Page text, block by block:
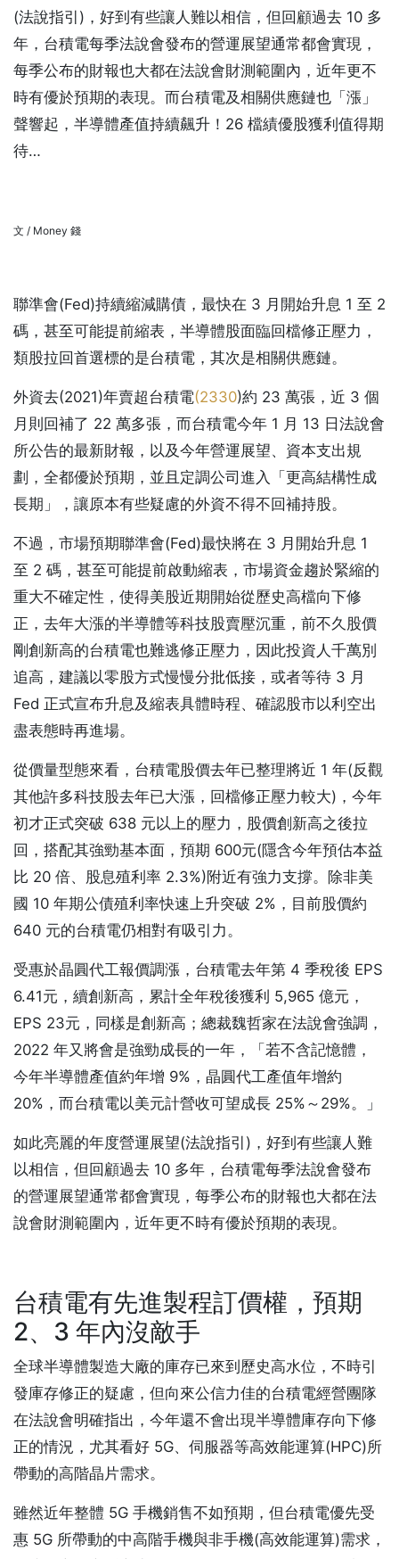
(法說指引)，好到有些讓人難以相信，但回顧過去 10 多
年，台積電每季法說會發布的營運展望通常都會實現，
每季公布的財報也大都在法說會財測範圍內，近年更不
時有優於預期的表現。而台積電及相關供應鏈也「漲」
聲響起，半導體產值持續飆升！26 檔績優股獲利值得期
待…
文 / Money 錢
聯準會(Fed)持續縮減購債，最快在 3 月開始升息 1 至 2
碼，甚至可能提前縮表，半導體股面臨回檔修正壓力，
類股拉回首選標的是台積電，其次是相關供應鏈。
外資去(2021)年賣超台積電(2330)約 23 萬張，近 3 個
月則回補了 22 萬多張，而台積電今年 1 月 13 日法說會
所公告的最新財報，以及今年營運展望、資本支出規
劃，全都優於預期，並且定調公司進入「更高結構性成
長期」，讓原本有些疑慮的外資不得不回補持股。
不過，市場預期聯準會(Fed)最快將在 3 月開始升息 1
至 2 碼，甚至可能提前啟動縮表，市場資金趨於緊縮的
重大不確定性，使得美股近期開始從歷史高檔向下修
正，去年大漲的半導體等科技股賣壓沉重，前不久股價
剛創新高的台積電也難逃修正壓力，因此投資人千萬別
追高，建議以零股方式慢慢分批低接，或者等待 3 月
Fed 正式宣布升息及縮表具體時程、確認股市以利空出
盡表態時再進場。
從價量型態來看，台積電股價去年已整理將近 1 年(反觀
其他許多科技股去年已大漲，回檔修正壓力較大)，今年
初才正式突破 638 元以上的壓力，股價創新高之後拉
回，搭配其強勁基本面，預期 600元(隱含今年預估本益
比 20 倍、股息殖利率 2.3%)附近有強力支撐。除非美
國 10 年期公債殖利率快速上升突破 2%，目前股價約
640 元的台積電仍相對有吸引力。
受惠於晶圓代工報價調漲，台積電去年第 4 季稅後 EPS
6.41元，續創新高，累計全年稅後獲利 5,965 億元，
EPS 23元，同樣是創新高；總裁魏哲家在法說會強調，
2022 年又將會是強勁成長的一年，「若不含記憶體，
今年半導體產值約年增 9%，晶圓代工產值年增約
20%，而台積電以美元計營收可望成長 25%～29%。」
如此亮麗的年度營運展望(法說指引)，好到有些讓人難
以相信，但回顧過去 10 多年，台積電每季法說會發布
的營運展望通常都會實現，每季公布的財報也大都在法
說會財測範圍內，近年更不時有優於預期的表現。
台積電有先進製程訂價權，預期
2、3 年內沒敵手
全球半導體製造大廠的庫存已來到歷史高水位，不時引
發庫存修正的疑慮，但向來公信力佳的台積電經營團隊
在法說會明確指出，今年還不會出現半導體庫存向下修
正的情況，尤其看好 5G、伺服器等高效能運算(HPC)所
帶動的高階晶片需求。
雖然近年整體 5G 手機銷售不如預期，但台積電優先受
惠 5G 所帶動的中高階手機與非手機(高效能運算)需求，